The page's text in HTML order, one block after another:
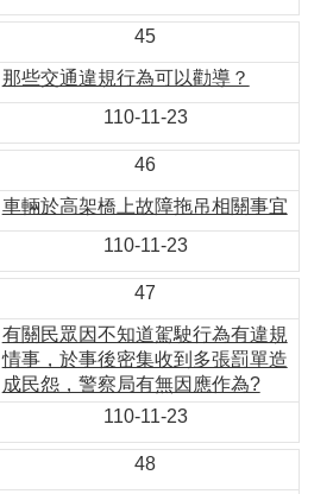
45
那些交通違規行為可以勸導？
110-11-23
46
車輛於高架橋上故障拖吊相關事宜
110-11-23
47
有關民眾因不知道駕駛行為有違規
情事，於事後密集收到多張罰單造
成民怨，警察局有無因應作為?
110-11-23
48